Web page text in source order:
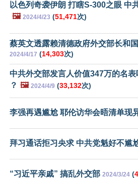
以色列奇袭伊朗 打瞎S-300之眼 中
🖼️ 2024/4/23 (51,471次)
蔡英文透露赖清德政府外交部长和
2024/4/17 (14,303次)
中共外交部发言人价值347万的名表
？ 🖼️ 2024/4/9 (33,132次)
李强再遇尴尬 耶伦访华会晤清单现
拜习通话拒习央求 中共党魁好不尴
“习近平亲戚” 搞乱外交部 2024/3/24 (